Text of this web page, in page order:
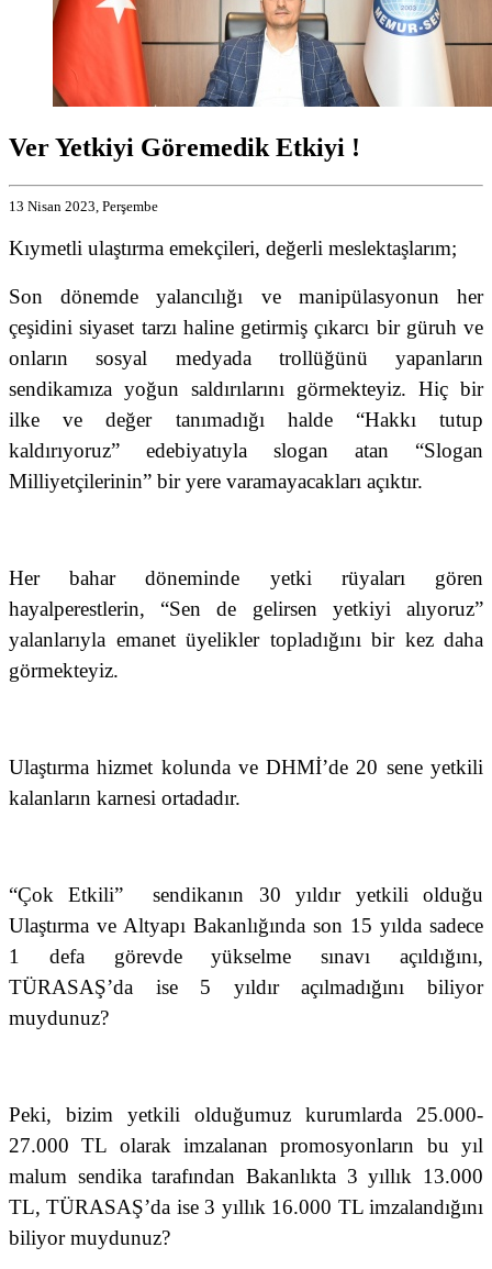
Ver Yetkiyi Göremedik Etkiyi !
13 Nisan 2023, Perşembe
Kıymetli ulaştırma emekçileri, değerli meslektaşlarım;
Son dönemde yalancılığı ve manipülasyonun her
çeşidini siyaset tarzı haline getirmiş çıkarcı bir güruh ve
onların sosyal medyada trollüğünü yapanların
sendikamıza yoğun saldırılarını görmekteyiz. Hiç bir
ilke ve değer tanımadığı halde “Hakkı tutup
kaldırıyoruz” edebiyatıyla slogan atan “Slogan
Milliyetçilerinin” bir yere varamayacakları açıktır.
Her bahar döneminde yetki rüyaları gören
hayalperestlerin, “Sen de gelirsen yetkiyi alıyoruz”
yalanlarıyla emanet üyelikler topladığını bir kez daha
görmekteyiz.
Ulaştırma hizmet kolunda ve DHMİ’de 20 sene yetkili
kalanların karnesi ortadadır.
“Çok Etkili”
sendikanın 30 yıldır yetkili olduğu
Ulaştırma ve Altyapı Bakanlığında son 15 yılda sadece
1 defa görevde yükselme sınavı açıldığını,
TÜRASAŞ’da ise 5 yıldır açılmadığını biliyor
muydunuz?
Peki, bizim yetkili olduğumuz kurumlarda 25.000-
27.000 TL olarak imzalanan promosyonların bu yıl
malum sendika tarafından Bakanlıkta 3 yıllık 13.000
TL, TÜRASAŞ’da ise 3 yıllık 16.000 TL imzalandığını
biliyor muydunuz?